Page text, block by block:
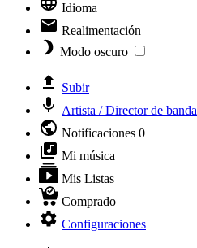
Idioma
Realimentación
Modo oscuro
Subir
Artista / Director de banda
Notificaciones 0
Mi música
Mis Listas
Comprado
Configuraciones